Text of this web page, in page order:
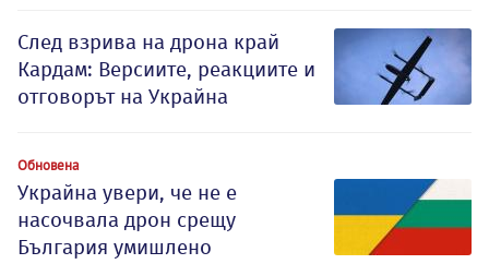
След взрива на дрона край
Кардам: Версиите, реакциите и
отговорът на Украйна
Обновена
Украйна увери, че не е
насочвала дрон срещу
България умишлено